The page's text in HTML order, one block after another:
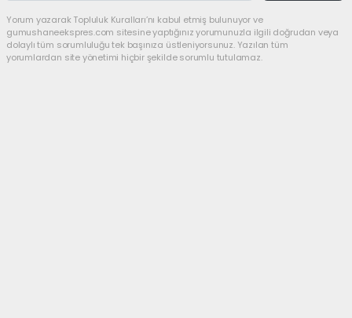
Yorum yazarak Topluluk Kuralları’nı kabul etmiş bulunuyor ve
gumushaneekspres.com sitesine yaptığınız yorumunuzla ilgili doğrudan veya
dolaylı tüm sorumluluğu tek başınıza üstleniyorsunuz. Yazılan tüm
yorumlardan site yönetimi hiçbir şekilde sorumlu tutulamaz.